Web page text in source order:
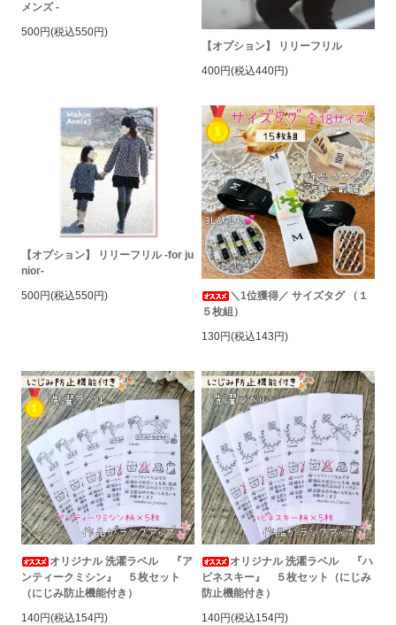
メンズ -
500円(税込550円)
【オプション】 リリーフリル
400円(税込440円)
【オプション】 リリーフリル -for ju
nior-
500円(税込550円)
＼1位獲得／ サイズタグ （１
５枚組）
130円(税込143円)
オリジナル 洗濯ラベル 『ア
ンティークミシン』 ５枚セット
（にじみ防止機能付き）
140円(税込154円)
オリジナル 洗濯ラベル 『ハ
ピネスキー』 ５枚セット（にじみ
防止機能付き）
140円(税込154円)